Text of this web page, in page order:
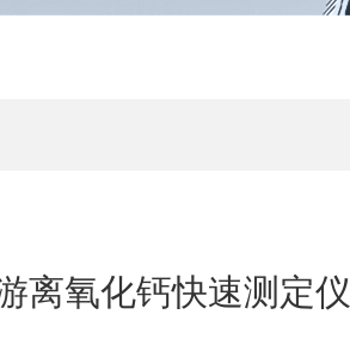
离氧化钙快速测定仪